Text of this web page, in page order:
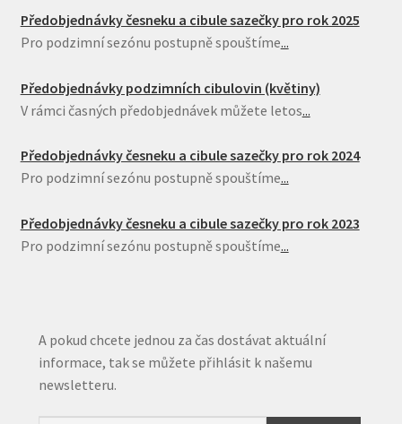
Předobjednávky česneku a cibule sazečky pro rok 2025
Pro podzimní sezónu postupně spouštíme...
Předobjednávky podzimních cibulovin (květiny)
V rámci časných předobjednávek můžete letos...
Předobjednávky česneku a cibule sazečky pro rok 2024
Pro podzimní sezónu postupně spouštíme...
Předobjednávky česneku a cibule sazečky pro rok 2023
Pro podzimní sezónu postupně spouštíme...
A pokud chcete jednou za čas dostávat aktuální
informace, tak se můžete přihlásit k našemu
newsletteru.